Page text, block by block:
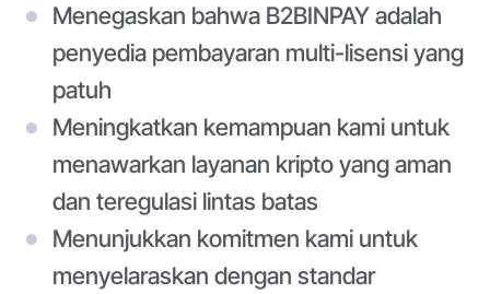
Menegaskan bahwa B2BINPAY adalah
penyedia pembayaran multi-lisensi yang
patuh
Meningkatkan kemampuan kami untuk
menawarkan layanan kripto yang aman
dan teregulasi lintas batas
Menunjukkan komitmen kami untuk
menyelaraskan dengan standar